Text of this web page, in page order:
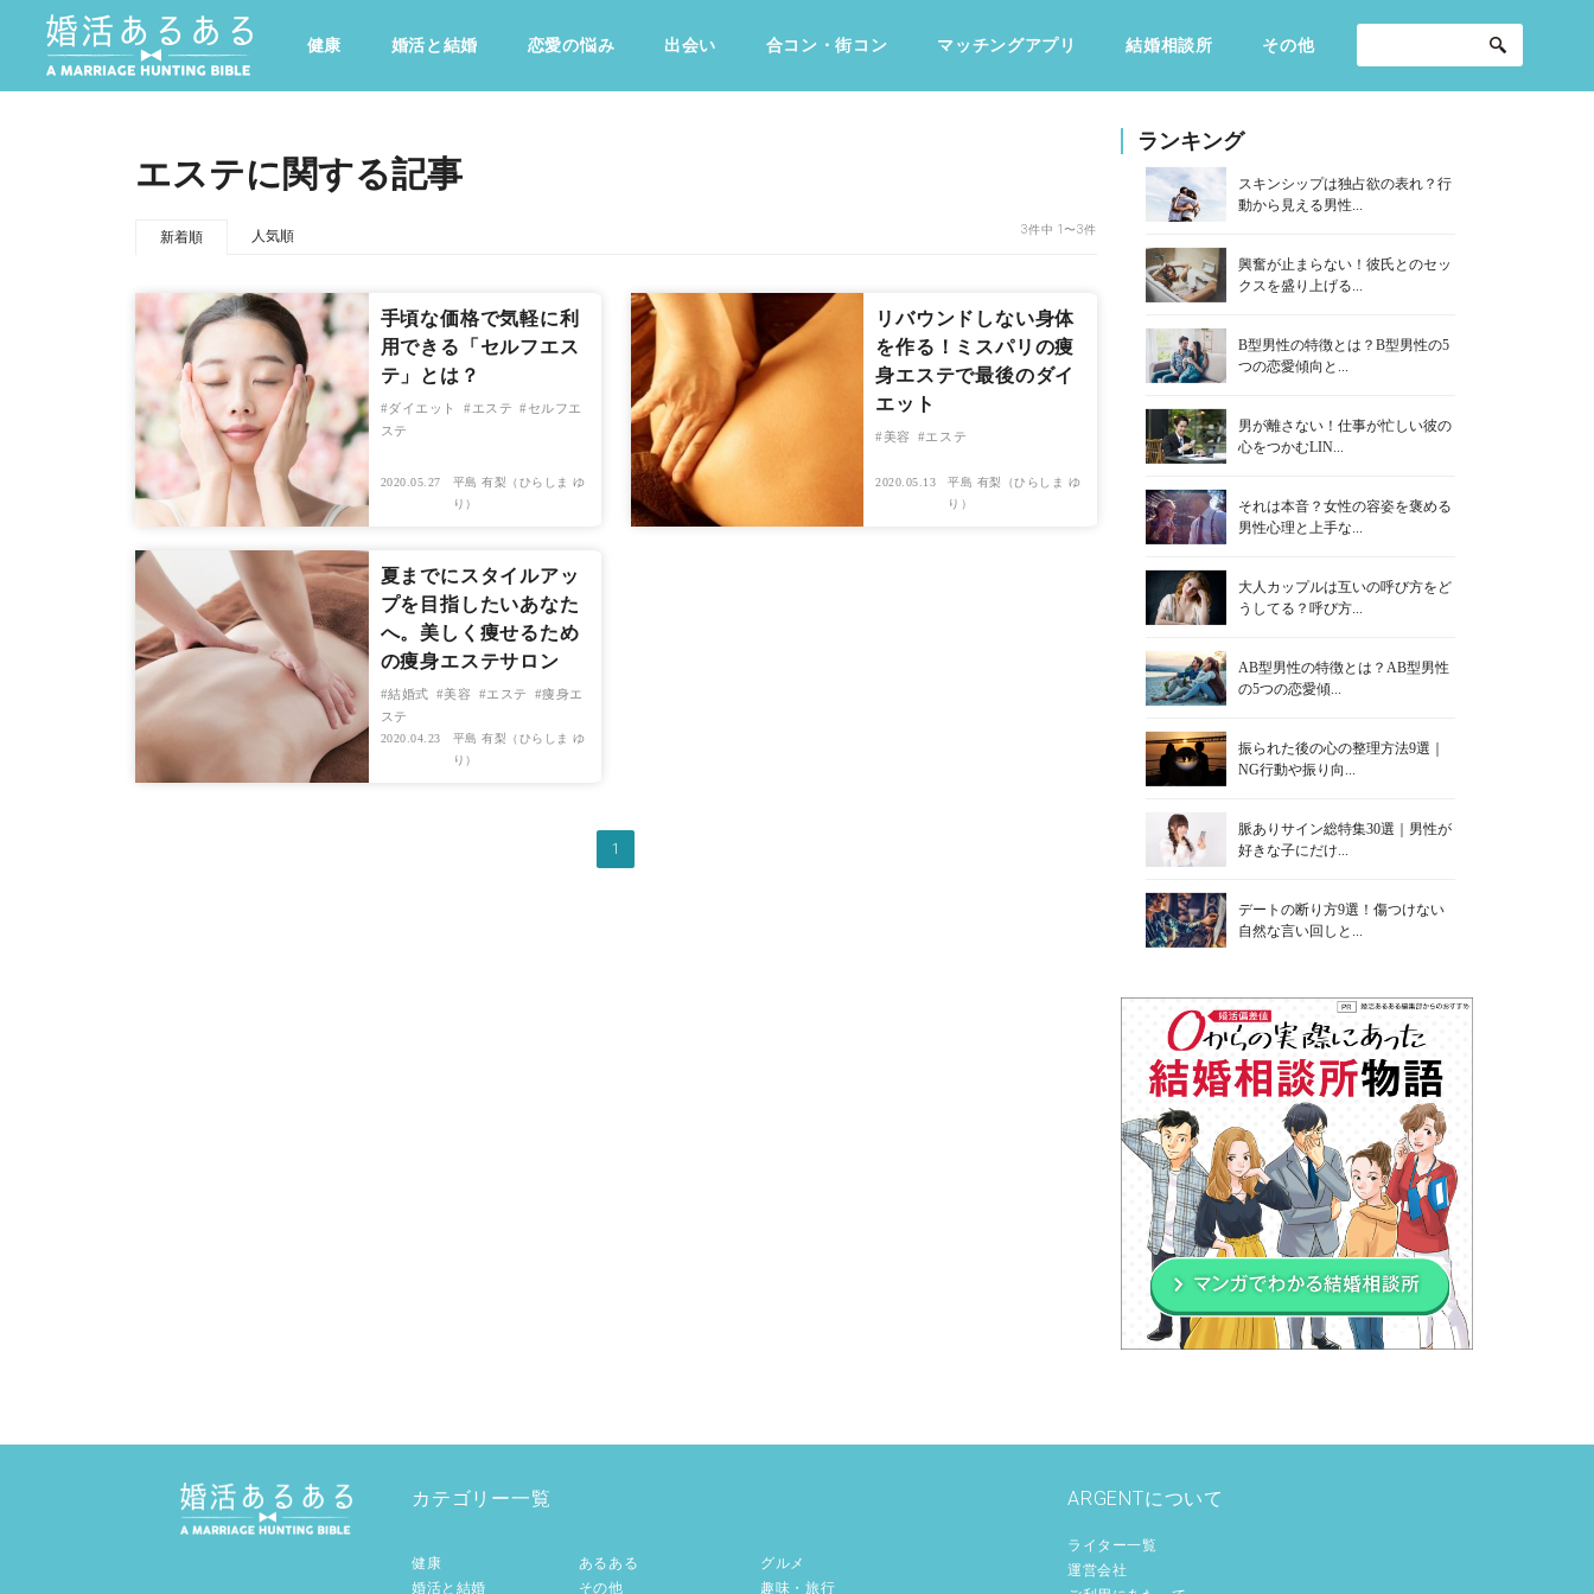
健康 婚活と結婚 恋愛の悩み 出会い 合コン・街コン マッチングアプリ 結婚相談所 その他
心の処方箋 カルチャー・トレンド・芸能
エステに関する記事
新着順 人気順 3件中 1〜3件
手頃な価格で気軽に利
用できる「セルフエス
テ」とは？
ダイエット エステ
セルフエ
ステ
2020.05.27
平島 有梨（ひらしま ゆ
り）
リバウンドしない身体
を作る！ミスパリの痩
身エステで最後のダイ
エット
美容 エステ
2020.05.13
平島 有梨（ひらしま ゆ
り）
夏までにスタイルアッ
プを目指したいあなた
へ。美しく痩せるため
の痩身エステサロン
結婚式 美容 エステ
痩身エ
ステ
2020.04.23
平島 有梨（ひらしま ゆ
り）
1
ランキング
スキンシップは独占欲の表れ？行
動から見える男性...
興奮が止まらない！彼氏とのセッ
クスを盛り上げる...
B型男性の特徴とは？B型男性の5
つの恋愛傾向と...
男が離さない！仕事が忙しい彼の
心をつかむLIN...
それは本音？女性の容姿を褒める
男性心理と上手な...
大人カップルは互いの呼び方をど
うしてる？呼び方...
AB型男性の特徴とは？AB型男性
の5つの恋愛傾...
振られた後の心の整理方法9選｜
NG行動や振り向...
脈ありサイン総特集30選｜男性が
好きな子にだけ...
デートの断り方9選！傷つけない
自然な言い回しと...
カテゴリー一覧
健康
婚活と結婚
あるある
その他
グルメ
趣味・旅行
ARGENTについて
ライター一覧
運営会社